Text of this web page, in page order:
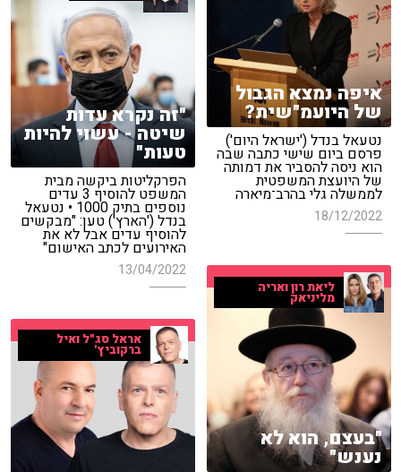
איפה נמצא הגבול
של היועמ"שית?
נטעאל בנדל ('ישראל היום')
פרסם ביום שישי כתבה שבה
הוא ניסה להסביר את דמותה
של היועצת המשפטית
לממשלה גלי בהרב־מיארה
18/12/2022
"זה נקרא עדות
שיטה - עשוי להיות
טעות"
הפרקליטות ביקשה מבית
המשפט להוסיף 3 עדים
נוספים בתיק 1000 • נטעאל
בנדל ('הארץ') טען: "מבקשים
להוסיף עדים אבל לא את
האירועים לכתב האישום"
13/04/2022
ליאת רון ואריה
מליניאק
"בעצם, הוא לא
נענש"
אראל סג"ל ואיל
ברקוביץ'